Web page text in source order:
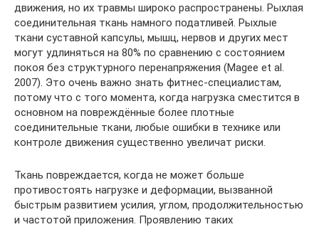
движения, но их травмы широко распространены. Рыхлая
соединительная ткань намного податливей. Рыхлые
ткани суставной капсулы, мышц, нервов и других мест
могут удлиняться на 80% по сравнению с состоянием
покоя без структурного перенапряжения (Magee et al.
2007). Это очень важно знать фитнес-специалистам,
потому что с того момента, когда нагрузка сместится в
основном на повреждённые более плотные
соединительные ткани, любые ошибки в технике или
контроле движения существенно увеличат риски.
Ткань повреждается, когда не может больше
противостоять нагрузке и деформации, вызванной
быстрым развитием усилия, углом, продолжительностью
и частотой приложения. Проявлению таких